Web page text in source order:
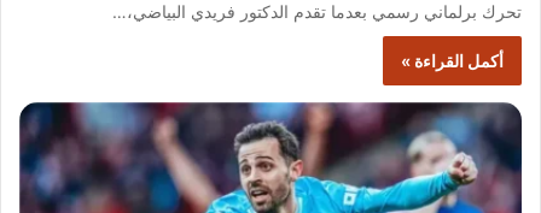
تحرك برلماني رسمي بعدما تقدم الدكتور فريدي البياضي،…
أكمل القراءة »